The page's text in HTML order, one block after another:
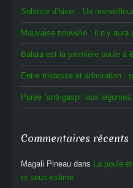
Solstice d’hiver : Un
Mauvaise nouvelle : il n’y aura
Balata est la première poule à
Entre tristesse et admiration :
Purée “anti-gaspi” aux
Commentaires récents
Magali Pineau dans
La poule
et sous-estimé